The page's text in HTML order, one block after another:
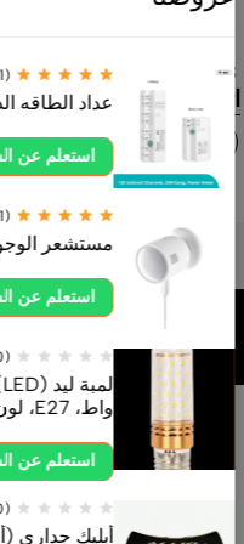
(1)
عداد الطاقه
استعلم عن
(1)
مستشعر
استعلم عن
(0)
واط، E27، لون أبيض طبيعي
استعلم عن
(0)
أبليك جداري
0554605558
اتصل بنا الآن
برمجة وتطوير
شركة